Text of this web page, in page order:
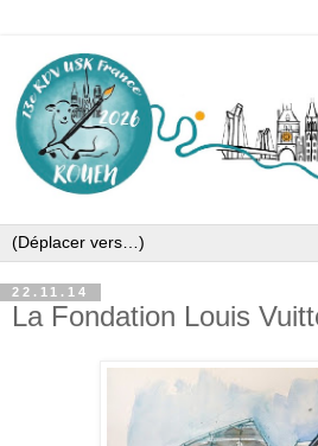
22.11.14
La Fondation Louis